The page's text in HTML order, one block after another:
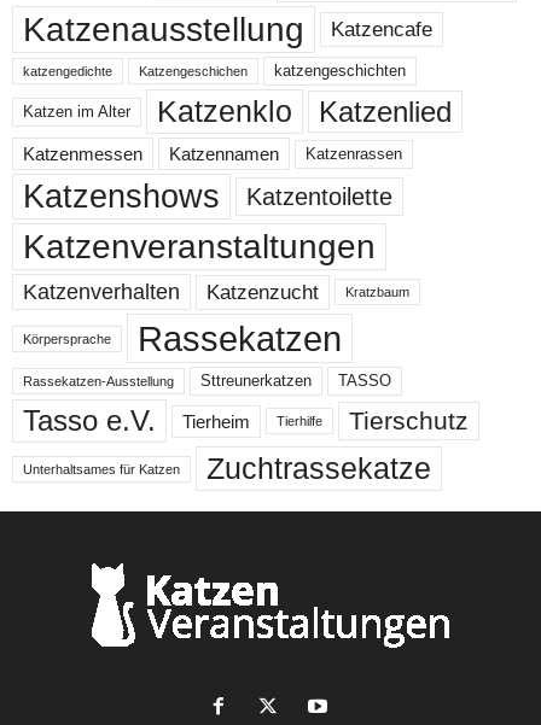
Katzenausstellung Katzencafe
katzengedichte Katzengeschichen katzengeschichten
Katzen im Alter Katzenklo Katzenlied
Katzenmessen Katzennamen Katzenrassen
Katzenshows Katzentoilette
Katzenveranstaltungen
Katzenverhalten Katzenzucht Kratzbaum
Körpersprache Rassekatzen
Rassekatzen-Ausstellung Sttreunerkatzen TASSO
Tasso e.V. Tierheim Tierhilfe Tierschutz
Unterhaltsames für Katzen Zuchtrassekatze